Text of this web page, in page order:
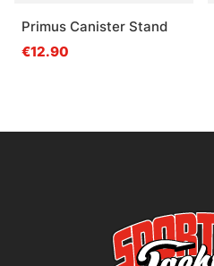
Primus Canister Stand
€12.90